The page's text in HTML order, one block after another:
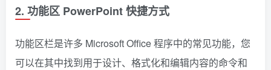
2. 功能区 PowerPoint 快捷方式
功能区栏是许多 Microsoft Office 程序中的常见功能，您
可以在其中找到用于设计、格式化和编辑内容的命令和